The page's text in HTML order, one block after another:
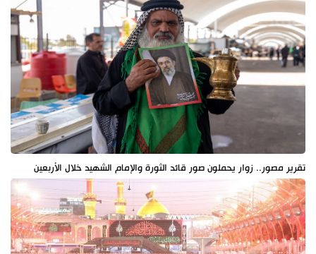
تقرير مصور.. زوار يحملون صور قائد الثورة والإمام الشهيد خلال الأربعين